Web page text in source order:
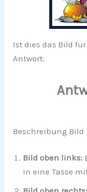
Ist dies das Bild
Antwort:
Beschreibung Bild
Bild oben links:
in eine Tasse